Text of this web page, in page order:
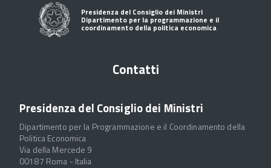
Presidenza del Consiglio dei Ministri
Dipartimento per la programmazione e il
coordinamento della politica economica
Contatti
Presidenza del Consiglio dei Ministri
Dipartimento per la Programmazione e il Coordinamento della
Politica Economica
Via della Mercede 9
00187 Roma - Italia